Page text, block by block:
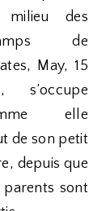
milieu des
de
May, 15
s’occupe
elle
de son petit
depuis que
parents sont